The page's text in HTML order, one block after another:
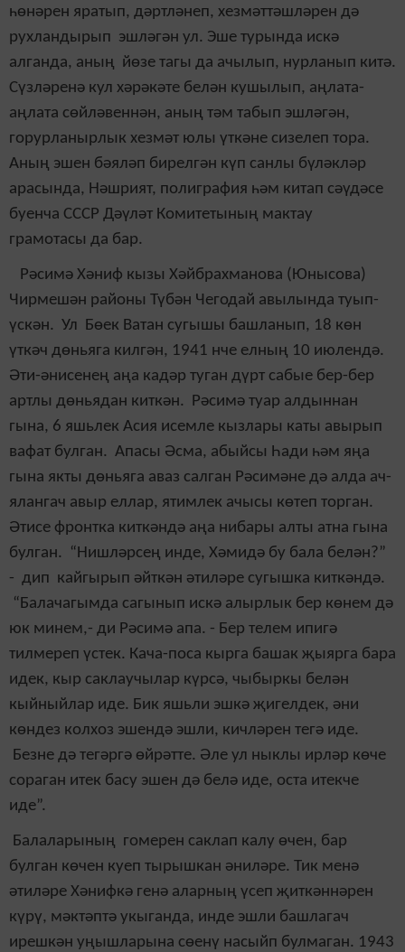
һөнәрен яратып, дәртләнеп, хезмәттәшләрен дә
рухландырып эшләгән ул. Эше турында искә
алганда, аның йөзе тагы да ачылып, нурланып китә.
Сүзләренә кул хәрәкәте белән кушылып, аңлата-
аңлата сөйләвеннән, аның тәм табып эшләгән,
горурланырлык хезмәт юлы үткәне сизелеп тора.
Аның эшен бәяләп бирелгән күп санлы бүләкләр
арасында, Нәшрият, полиграфия һәм китап сәүдәсе
буенча СССР Дәүләт Комитетының мактау
грамотасы да бар.
Рәсимә Хәниф кызы Хәйбрахманова (Юнысова)
Чирмешән районы Түбән Чегодай авылында туып-
үскән. Ул Бөек Ватан сугышы башланып, 18 көн
үткәч дөньяга килгән, 1941 нче елның 10 июлендә.
Әти-әнисенең аңа кадәр туган дүрт сабые бер-бер
артлы дөньядан киткән. Рәсимә туар алдыннан
гына, 6 яшьлек Асия исемле кызлары каты авырып
вафат булган. Апасы Әсма, абыйсы Һади һәм яңа
гына якты дөньяга аваз салган Рәсимәне дә алда ач-
ялангач авыр еллар, ятимлек ачысы көтеп торган.
Әтисе фронтка киткәндә аңа нибары алты атна гына
булган. “Нишләрсең инде, Хәмидә бу бала белән?”
- дип кайгырып әйткән әтиләре сугышка киткәндә.
“Балачагымда сагынып искә алырлык бер көнем дә
юк минем,- ди Рәсимә апа. - Бер телем ипигә
тилмереп үстек. Кача-поса кырга башак җыярга бара
идек, кыр саклаучылар күрсә, чыбыркы белән
кыйныйлар иде. Бик яшьли эшкә җигелдек, әни
көндез колхоз эшендә эшли, кичләрен тегә иде.
Безне дә тегәргә өйрәтте. Әле ул ныклы ирләр көче
сораган итек басу эшен дә белә иде, оста итекче
иде”.
Балаларының гомерен саклап калу өчен, бар
булган көчен куеп тырышкан әниләре. Тик менә
әтиләре Хәнифкә генә аларның үсеп җиткәннәрен
күрү, мәктәптә укыганда, инде эшли башлагач
ирешкән уңышларына сөенү насыйп булмаган. 1943